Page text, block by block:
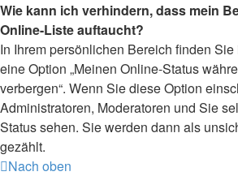
Wie kann ich verhindern, dass mein
Online-Liste auftaucht?
In Ihrem persönlichen Bereich finden
eine Option „Meinen Online-Status
verbergen“. Wenn Sie diese Option
Administratoren, Moderatoren und Sie
Status sehen. Sie werden dann als
gezählt.
Nach oben